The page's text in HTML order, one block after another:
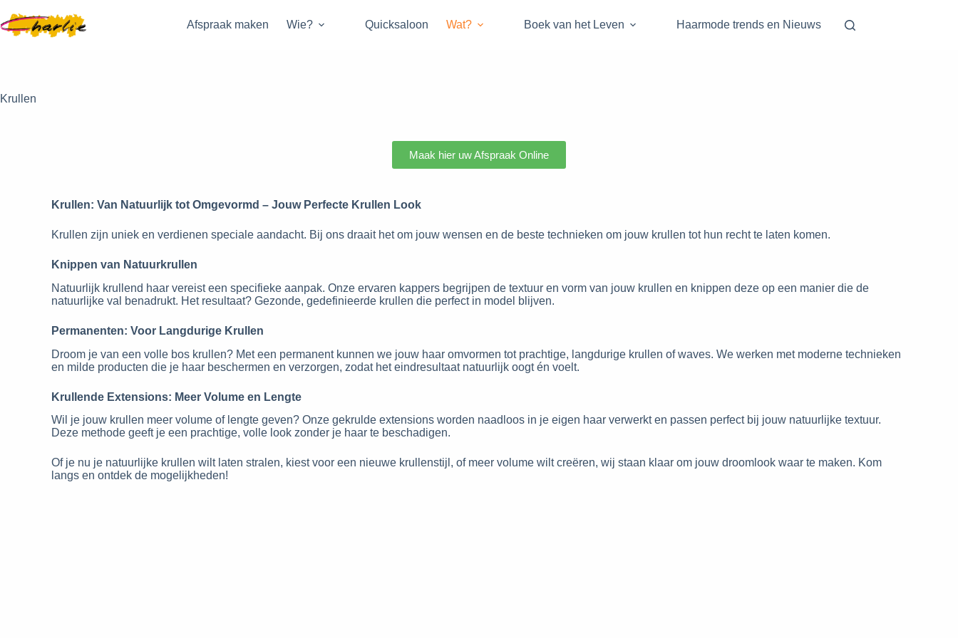
Afspraak maken Wie? Quicksaloon Wat? Boek van het Leven Haarmode trends en Nieuws
Krullen
Maak hier uw Afspraak Online
Krullen: Van Natuurlijk tot Omgevormd – Jouw Perfecte Krullen Look
Krullen zijn uniek en verdienen speciale aandacht. Bij ons draait het om jouw wensen en de beste technieken om jouw krullen tot hun recht te laten komen.
Knippen van Natuurkrullen
Natuurlijk krullend haar vereist een specifieke aanpak. Onze ervaren kappers begrijpen de textuur en vorm van jouw krullen en knippen deze op een manier die de
natuurlijke val benadrukt. Het resultaat? Gezonde, gedefinieerde krullen die perfect in model blijven.
Permanenten: Voor Langdurige Krullen
Droom je van een volle bos krullen? Met een permanent kunnen we jouw haar omvormen tot prachtige, langdurige krullen of waves. We werken met moderne technieken
en milde producten die je haar beschermen en verzorgen, zodat het eindresultaat natuurlijk oogt én voelt.
Krullende Extensions: Meer Volume en Lengte
Wil je jouw krullen meer volume of lengte geven? Onze gekrulde extensions worden naadloos in je eigen haar verwerkt en passen perfect bij jouw natuurlijke textuur.
Deze methode geeft je een prachtige, volle look zonder je haar te beschadigen.
Of je nu je natuurlijke krullen wilt laten stralen, kiest voor een nieuwe krullenstijl, of meer volume wilt creëren, wij staan klaar om jouw droomlook waar te maken. Kom
langs en ontdek de mogelijkheden!